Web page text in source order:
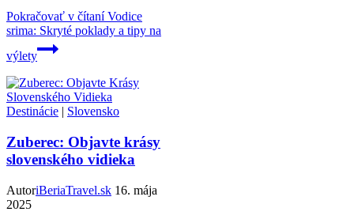
Pokračovať v čítaníVodice
srima: Skryté poklady a tipy na
výlety
Destinácie | Slovensko
Zuberec: Objavte krásy
slovenského vidieka
AutoriBeriaTravel.sk 16. mája
2025